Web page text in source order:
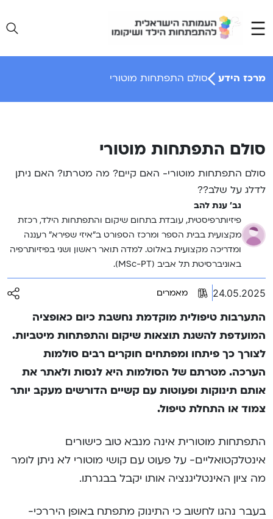
content
מרכז הידע סולם התפתחות מוטורי
סולם התפתחות מוטורי
סולם התפתחות מוטורי- האם קיים? מה מטרתו? האם ניתן
לדלג על שלב??
גב' ענת להב
פיזיותרפיסטית, עובדת בתחום שיקום והתפתחות הילד, רכזת
מקצועית בבית הספר ומרכז הספורט ב”איזי שפירא” רעננה
ומדריכה מקצועית באלוט. למדה תואר ראשון ושני בפיזיותרפיה
באוניברסיטת תל אביב (MSc-PT).
24.05.2025 מאמרים
התערבות טיפולית מוקדמת נחשבת כיום כאופציה
המועדפת להשגת תוצאות שיקום והתפתחות מיטביות.
לצורך כך פיתחו ומפתחים חוקרים רבים סולמות
הערכה. מטרתם של הסולמות היא לנסות ולאתר את
אותם תינוקות ופעוטות עם קשיים הדורשים מעקב יותר
צמוד או התחלת טיפול.
התפתחות מוטורית אינה מנבא טוב כישורים
אינטלקטואליים- על פעוט עם קושי מוטורי לא ניתן לומר
מה ציון האינטליגנציה אותו יקבל בבגרתו.
בעבר נהגו לחשוב כי התינוק מתפתח באופן היררכי-